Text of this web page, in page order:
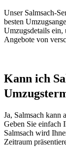
Unser Salmsach-
besten
Umzugsdetails ein,
Angebote von
Kann ich
Ja, Salmsach kann
Geben Sie einfach
Salmsach wird
Zeitraum